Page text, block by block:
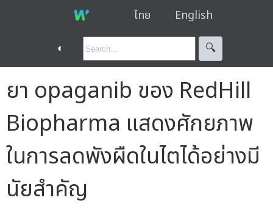
ไทย English
◐ 🔍︎
ยา opaganib ของ RedHill
Biopharma แสดงศักยภาพ
ในการลดพังผืดในไตได้อย่างมี
นัยสำคัญ